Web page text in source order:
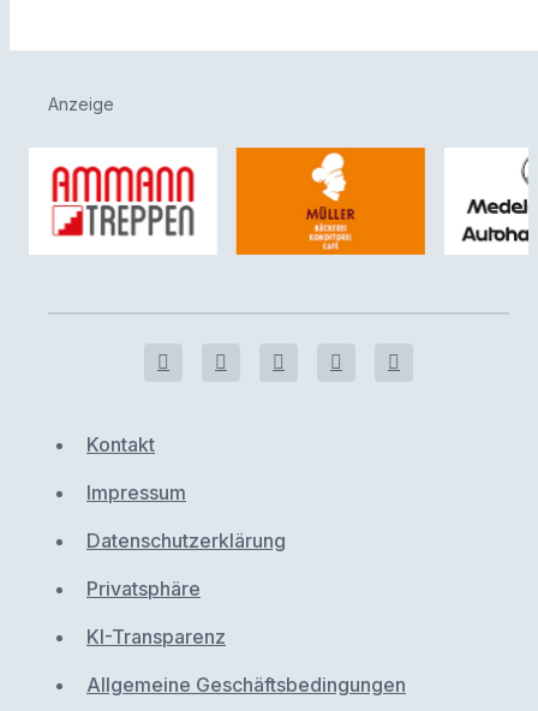
Anzeige
Kontakt
Impressum
Datenschutzerklärung
Privatsphäre
KI-Transparenz
Allgemeine Geschäftsbedingungen